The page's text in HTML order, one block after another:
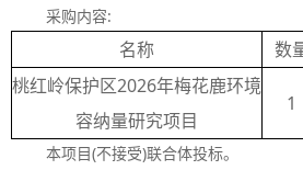
采购内容:
名称 数
桃红岭保护区2026年梅花鹿环境
容纳量研究项目
1
本项目(不接受)联合体投标。